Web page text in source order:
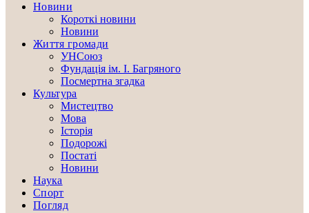
Новини
Короткі новини
Новини
Життя громади
УНСоюз
Фундація ім. І. Багряного
Посмертна згадка
Культура
Мистецтво
Мова
Історія
Подорожі
Постаті
Новини
Наука
Спорт
Погляд